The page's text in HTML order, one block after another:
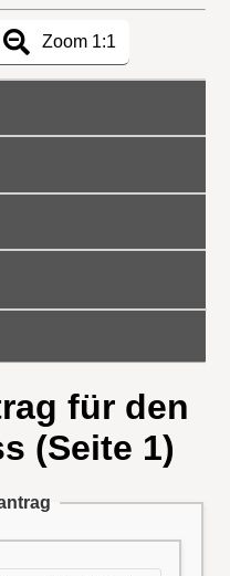
Zoom 1:1
für den
(Seite 1)